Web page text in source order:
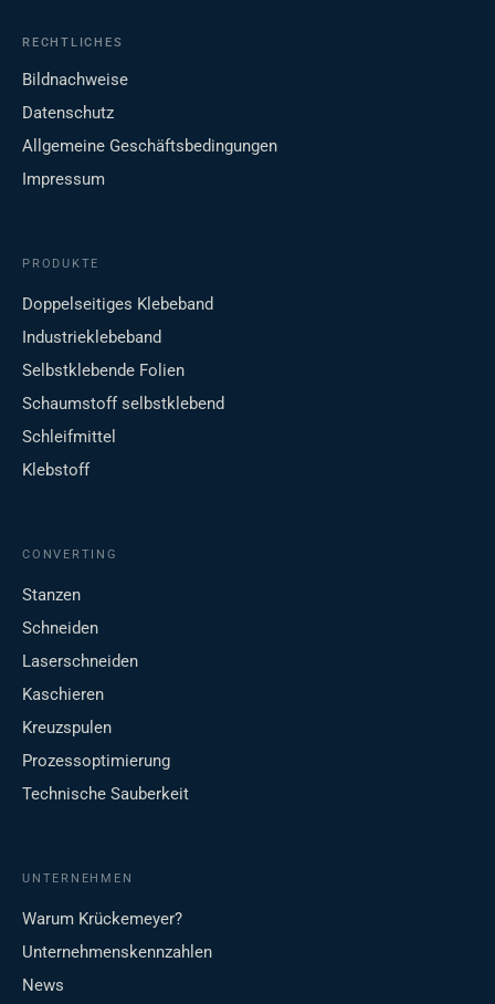
RECHTLICHES
Bildnachweise
Datenschutz
Allgemeine Geschäftsbedingungen
Impressum
PRODUKTE
Doppelseitiges Klebeband
Industrieklebeband
Selbstklebende Folien
Schaumstoff selbstklebend
Schleifmittel
Klebstoff
CONVERTING
Stanzen
Schneiden
Laserschneiden
Kaschieren
Kreuzspulen
Prozessoptimierung
Technische Sauberkeit
UNTERNEHMEN
Warum Krückemeyer?
Unternehmenskennzahlen
News